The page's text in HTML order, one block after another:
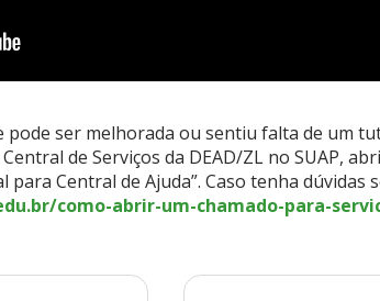
ser melhorada ou sentiu falta de um
de Serviços da DEAD/ZL no SUAP,
Central de Ajuda”. Caso tenha dúvidas
como-abrir-um-chamado-para-